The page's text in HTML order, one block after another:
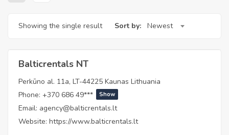
Showing the single result Sort by: Newest
Balticrentals NT
Perkūno al. 11a, LT-44225 Kaunas Lithuania
Phone: +370 686 49*** Show
Email: agency@balticrentals.lt
Website: https://www.balticrentals.lt